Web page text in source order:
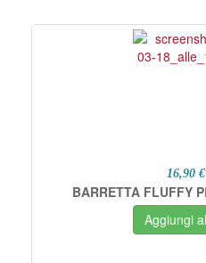
16,90 €
BARRETTA FLUFFY
Aggiungi